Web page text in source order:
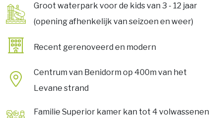
Groot waterpark voor de kids van 3 - 12 jaar
(opening afhenkelijk van seizoen en weer)
Recent gerenoveerd en modern
Centrum van Benidorm op 400m van het
Levane strand
Familie Superior kamer kan tot 4 volwassenen